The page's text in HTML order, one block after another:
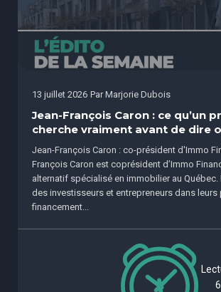
13 juillet 2026 Par Marjorie Dubois
Jean-François Caron : ce qu’un
cherche vraiment avant de dire
Jean-François Caron : co-président d'Immo
François Caron est coprésident d’Immo
alternatif spécialisé en immobilier au
des investisseurs et entrepreneurs dans leurs
financement...
6